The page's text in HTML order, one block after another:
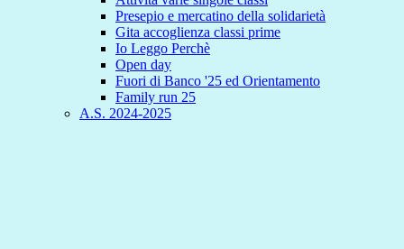
Presepio e mercatino della solidarietà
Gita accoglienza classi prime
Io Leggo Perchè
Open day
Fuori di Banco '25 ed Orientamento
Family run 25
A.S. 2024-2025